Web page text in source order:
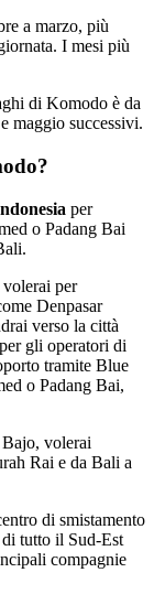
a marzo, più
I mesi più
di Komodo è da
maggio successivi.
per
o Padang Bai
volerai per
Denpasar
verso la città
gli operatori di
tramite Blue
o Padang Bai,
volerai
Rai e da Bali a
di smistamento
tutto il Sud-Est
compagnie